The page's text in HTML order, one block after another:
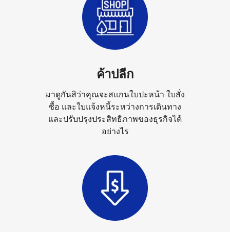
ค้าปลีก
มาดูกันสิว่าคุณจะสแกนใบปะหน้า ใบสั่ง
ซื้อ และใบแจ้งหนี้ระหว่างการเดินทาง
และปรับปรุงประสิทธิภาพของธุรกิจได้
อย่างไร